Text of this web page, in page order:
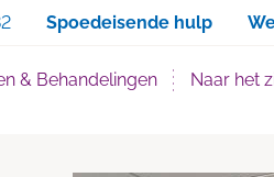
Spoedeisende hulp
& Behandelingen Naar het